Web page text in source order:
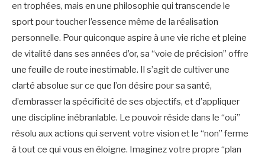
en trophées, mais en une philosophie qui transcende le
sport pour toucher l’essence même de la réalisation
personnelle. Pour quiconque aspire à une vie riche et pleine
de vitalité dans ses années d’or, sa “voie de précision” offre
une feuille de route inestimable. Il s’agit de cultiver une
clarté absolue sur ce que l’on désire pour sa santé,
d’embrasser la spécificité de ses objectifs, et d’appliquer
une discipline inébranlable. Le pouvoir réside dans le “oui”
résolu aux actions qui servent votre vision et le “non” ferme
à tout ce qui vous en éloigne. Imaginez votre propre “plan